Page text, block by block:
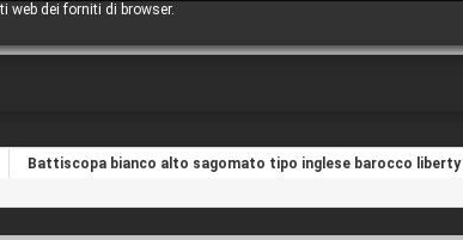
Battiscopa bianco alto sagomato tipo inglese barocco liberty
web dei forniti di browser.